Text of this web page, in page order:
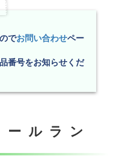
でお問い合わせペー
番号をお知らせくだ
ルラン